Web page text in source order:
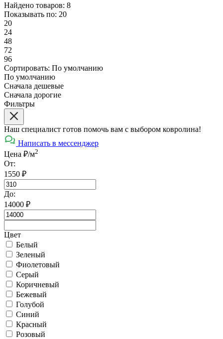
Найдено товаров: 8
Показывать по: 20
20
24
48
72
96
Сортировать: По умолчанию
По умолчанию
Сначала дешевые
Сначала дорогие
Фильтры
Наш специалист готов помочь вам с выбором ковролина!
Написать в мессенджер
Цена ₽/м2
От:
1550 ₽
До:
14000 ₽
Цвет
Белый
Зеленый
Фиолетовый
Серый
Коричневый
Бежевый
Голубой
Синий
Красный
Розовый